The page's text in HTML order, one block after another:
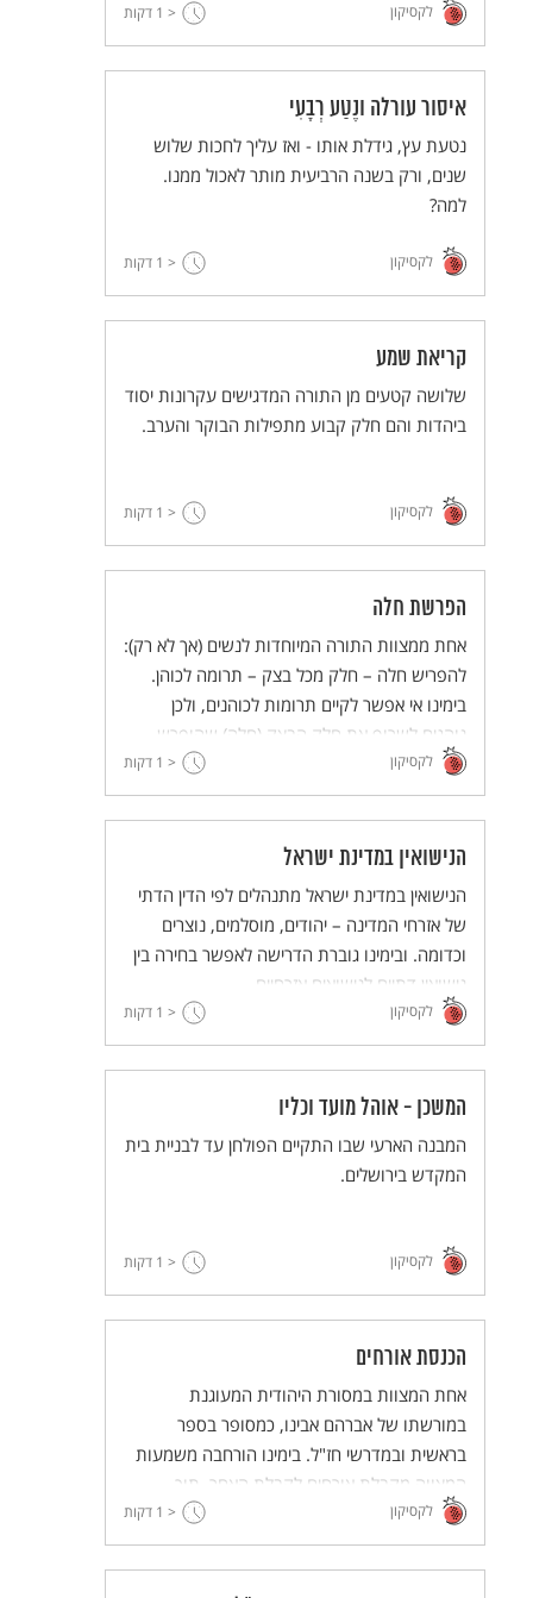
לקסיקון < 1 דקות
איסור עורלה ונֶטַע רְבָעִי
נטעת עץ, גידלת אותו - ואז עליך לחכות שלוש
שנים, ורק בשנה הרביעית מותר לאכול ממנו.
למה?
לקסיקון < 1 דקות
קריאת שמע
שלושה קטעים מן התורה המדגישים עקרונות יסוד
ביהדות והם חלק קבוע מתפילות הבוקר והערב.
לקסיקון < 1 דקות
הפרשת חלה
אחת ממצוות התורה המיוחדות לנשים (אך לא רק):
להפריש חלה – חלק מכל בצק – תרומה לכוהן.
בימינו אי אפשר לקיים תרומות לכוהנים, ולכן
נוהגים לשרוף את חלק הבצק (חלה) שהופרש –
בצירוף ברכה.
לקסיקון < 1 דקות
הנישואין במדינת ישראל
הנישואין במדינת ישראל מתנהלים לפי הדין הדתי
של אזרחי המדינה – יהודים, מוסלמים, נוצרים
וכדומה. ובימינו גוברת הדרישה לאפשר בחירה בין
נישואין דתיים לנישואים אזרחיים.
לקסיקון < 1 דקות
המשכן - אוהל מועד וכליו
המבנה הארעי שבו התקיים הפולחן עד לבניית בית
המקדש בירושלים.
לקסיקון < 1 דקות
הכנסת אורחים
אחת המצוות במסורת היהודית המעוגנת
במורשתו של אברהם אבינו, כמסופר בספר
בראשית ובמדרשי חז"ל. בימינו הורחבה משמעות
המצווה מקבלת אורחים לקבלת האחר, תוך
הזדהות ופתיחת הלב.
לקסיקון < 1 דקות